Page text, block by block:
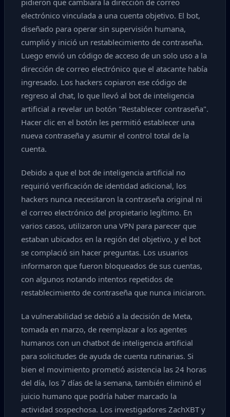
pidieron que cambiara la dirección de correo
electrónico vinculada a una cuenta objetivo. El bot,
diseñado para operar sin supervisión humana,
cumplió y inició un restablecimiento de contraseña.
Luego envió un código de acceso de un solo uso a la
dirección de correo electrónico que el atacante había
ingresado. Los hackers copiaron ese código de
regreso al chat, lo que llevó al bot de inteligencia
artificial a revelar un botón "Restablecer contraseña".
Hacer clic en el botón les permitió establecer una
nueva contraseña y asumir el control total de la
cuenta.
Debido a que el bot de inteligencia artificial no
requirió verificación de identidad adicional, los
hackers nunca necesitaron la contraseña original ni
el correo electrónico del propietario legítimo. En
varios casos, utilizaron una VPN para parecer que
estaban ubicados en la región del objetivo, y el bot
se complació sin hacer preguntas. Los usuarios
informaron que fueron bloqueados de sus cuentas,
con algunos notando intentos repetidos de
restablecimiento de contraseña que nunca iniciaron.
La vulnerabilidad se debió a la decisión de Meta,
tomada en marzo, de reemplazar a los agentes
humanos con un chatbot de inteligencia artificial
para solicitudes de ayuda de cuenta rutinarias. Si
bien el movimiento prometió asistencia las 24 horas
del día, los 7 días de la semana, también eliminó el
juicio humano que podría haber marcado la
actividad sospechosa. Los investigadores ZachXBT y